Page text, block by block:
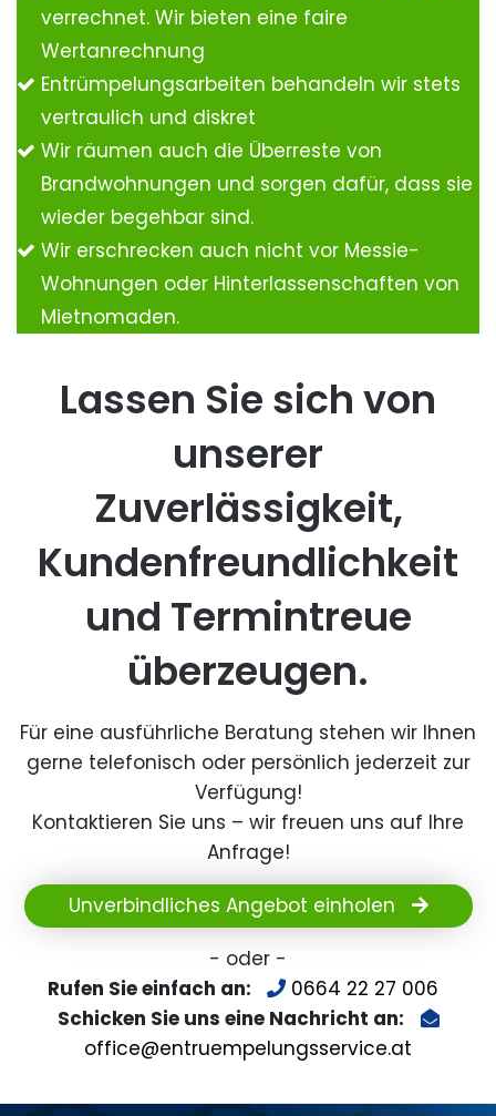
verrechnet. Wir bieten eine faire
Wertanrechnung
Entrümpelungsarbeiten behandeln wir stets
vertraulich und diskret
Wir räumen auch die Überreste von
Brandwohnungen und sorgen dafür, dass sie
wieder begehbar sind.
Wir erschrecken auch nicht vor Messie-
Wohnungen oder Hinterlassenschaften von
Mietnomaden.
Lassen Sie sich von
unserer
Zuverlässigkeit,
Kundenfreundlichkeit
und Termintreue
überzeugen.
Für eine ausführliche Beratung stehen wir Ihnen
gerne telefonisch oder persönlich jederzeit zur
Verfügung!
Kontaktieren Sie uns – wir freuen uns auf Ihre
Anfrage!
Unverbindliches Angebot einholen
- oder -
Rufen Sie einfach an:
0664 22 27 006
Schicken Sie uns eine Nachricht an:
office@entruempelungsservice.at